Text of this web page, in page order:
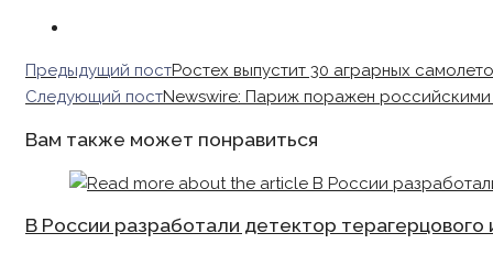
Read
more
Предыдущий постРостех выпустит 30 аграрных
Следующий постNewswire: Париж поражен
Вам также может понравиться
В России разработали детектор